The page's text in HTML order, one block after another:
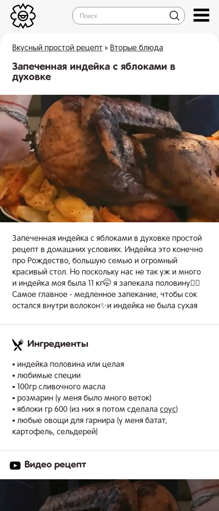
Вкусный простой рецепт » Вторые блюда
Запеченная индейка с яблоками в
духовке
Запеченная индейка с яблоками в духовке простой
рецепт в домашних условиях. Индейка это конечно
про Рождество, большую семью и огромный
красивый стол. Но поскольку нас не так уж и много
и индейка моя была 11 кг🤭 я запекала половину👌🏻
Самое главное - медленное запекание, чтобы сок
остался внутри волокон✨и индейка не была сухая
Ингредиенты
▪️ индейка половина или целая
▪️ любимые специи
▪️ 100гр сливочного масла
▪️ розмарин (у меня было много веток)
▪️ яблоки гр 600 (из них я потом сделала соус)
▪️ любые овощи для гарнира (у меня батат,
картофель, сельдерей)
Видео рецепт